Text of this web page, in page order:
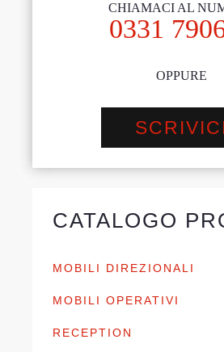
CHIAMACI AL
0331
OPPURE
CATALOGO
MOBILI DIREZIONALI
MOBILI OPERATIVI
RECEPTION